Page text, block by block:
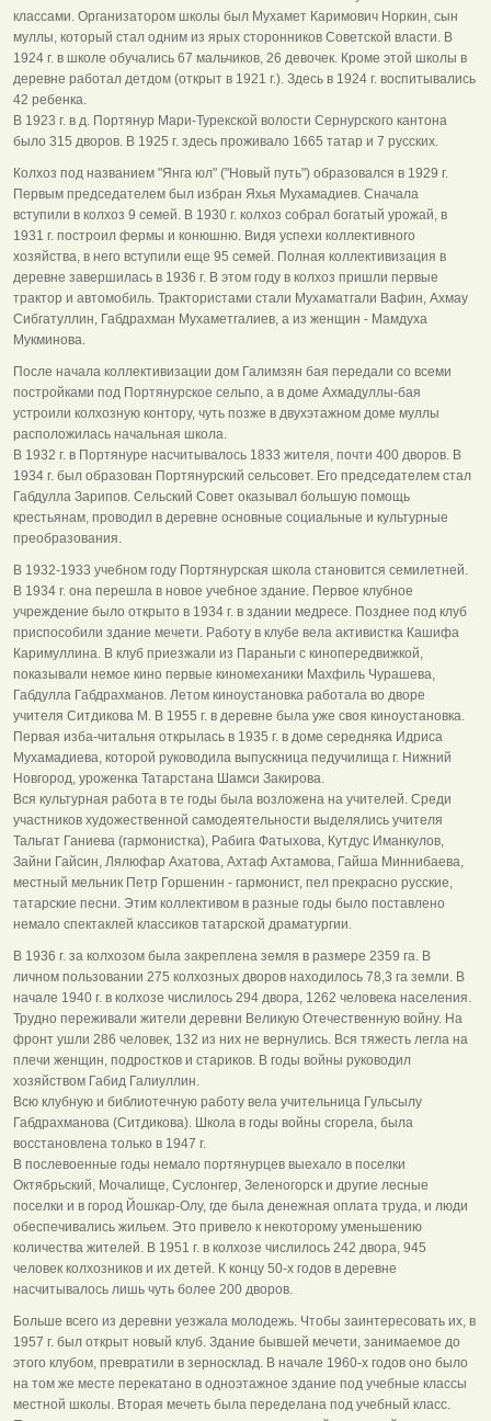
классами. Организатором школы был Мухамет Каримович Норкин, сын
муллы, который стал одним из ярых сторонников Советской власти. В
1924 г. в школе обучались 67 мальчиков, 26 девочек. Кроме этой школы в
деревне работал детдом (открыт в 1921 г.). Здесь в 1924 г. воспитывались
42 ребенка.
В 1923 г. в д. Портянур Мари-Турекской волости Сернурского кантона
было 315 дворов. В 1925 г. здесь проживало 1665 татар и 7 русских.
Колхоз под названием "Янга юл" ("Новый путь") образовался в 1929 г.
Первым председателем был избран Яхья Мухамадиев. Сначала
вступили в колхоз 9 семей. В 1930 г. колхоз собрал богатый урожай, в
1931 г. построил фермы и конюшню. Видя успехи коллективного
хозяйства, в него вступили еще 95 семей. Полная коллективизация в
деревне завершилась в 1936 г. В этом году в колхоз пришли первые
трактор и автомобиль. Трактористами стали Мухаматгали Вафин, Ахмау
Сибгатуллин, Габдрахман Мухаметгалиев, а из женщин - Мамдуха
Мукминова.
После начала коллективизации дом Галимзян бая передали со всеми
постройками под Портянурское сельпо, а в доме Ахмадуллы-бая
устроили колхозную контору, чуть позже в двухэтажном доме муллы
расположилась начальная школа.
В 1932 г. в Портянуре насчитывалось 1833 жителя, почти 400 дворов. В
1934 г. был образован Портянурский сельсовет. Его председателем стал
Габдулла Зарипов. Сельский Совет оказывал большую помощь
крестьянам, проводил в деревне основные социальные и культурные
преобразования.
В 1932-1933 учебном году Портянурская школа становится семилетней.
В 1934 г. она перешла в новое учебное здание. Первое клубное
учреждение было открыто в 1934 г. в здании медресе. Позднее под клуб
приспособили здание мечети. Работу в клубе вела активистка Кашифа
Каримуллина. В клуб приезжали из Параньги с кинопередвижкой,
показывали немое кино первые киномеханики Махфиль Чурашева,
Габдулла Габдрахманов. Летом киноустановка работала во дворе
учителя Ситдикова М. В 1955 г. в деревне была уже своя киноустановка.
Первая изба-читальня открылась в 1935 г. в доме середняка Идриса
Мухамадиева, которой руководила выпускница педучилища г. Нижний
Новгород, уроженка Татарстана Шамси Закирова.
Вся культурная работа в те годы была возложена на учителей. Среди
участников художественной самодеятельности выделялись учителя
Тальгат Ганиева (гармонистка), Рабига Фатыхова, Кутдус Иманкулов,
Зайни Гайсин, Лялюфар Ахатова, Ахтаф Ахтамова, Гайша Миннибаева,
местный мельник Петр Горшенин - гармонист, пел прекрасно русские,
татарские песни. Этим коллективом в разные годы было поставлено
немало спектаклей классиков татарской драматургии.
В 1936 г. за колхозом была закреплена земля в размере 2359 га. В
личном пользовании 275 колхозных дворов находилось 78,3 га земли. В
начале 1940 г. в колхозе числилось 294 двора, 1262 человека населения.
Трудно переживали жители деревни Великую Отечественную войну. На
фронт ушли 286 человек, 132 из них не вернулись. Вся тяжесть легла на
плечи женщин, подростков и стариков. В годы войны руководил
хозяйством Габид Галиуллин.
Всю клубную и библиотечную работу вела учительница Гульсылу
Габдрахманова (Ситдикова). Школа в годы войны сгорела, была
восстановлена только в 1947 г.
В послевоенные годы немало портянурцев выехало в поселки
Октябрьский, Мочалище, Суслонгер, Зеленогорск и другие лесные
поселки и в город Йошкар-Олу, где была денежная оплата труда, и люди
обеспечивались жильем. Это привело к некоторому уменьшению
количества жителей. В 1951 г. в колхозе числилось 242 двора, 945
человек колхозников и их детей. К концу 50-х годов в деревне
насчитывалось лишь чуть более 200 дворов.
Больше всего из деревни уезжала молодежь. Чтобы заинтересовать их, в
1957 г. был открыт новый клуб. Здание бывшей мечети, занимаемое до
этого клубом, превратили в зерносклад. В начале 1960-х годов оно было
на том же месте перекатано в одноэтажное здание под учебные классы
местной школы. Вторая мечеть была переделана под учебный класс.